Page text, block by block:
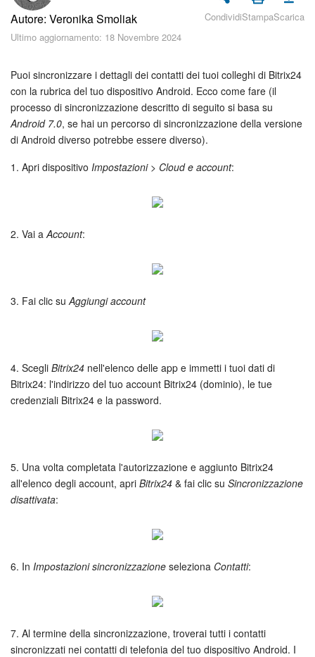
Sicurezza in Bitrix24
CoPilot: IA in Bitrix24
Feed
Messenger
Calendario
Webmail
Incarichi e progetti
Progetti IA
Prenotazione online
Contact Center
Analisi CRM
Bitrix24 Market
Autore: Veronika Smoliak
Ultimo aggiornamento: 18 Novembre 2024
CondividiStampaScarica
Puoi sincronizzare i dettagli dei contatti dei tuoi colleghi di Bitrix24
con la rubrica del tuo dispositivo Android. Ecco come fare (il
processo di sincronizzazione descritto di seguito si basa su
Android 7.0, se hai un percorso di sincronizzazione della versione
di Android diverso potrebbe essere diverso).
1. Apri dispositivo Impostazioni > Cloud e account:
2. Vai a Account:
3. Fai clic su Aggiungi account
4. Scegli Bitrix24 nell'elenco delle app e immetti i tuoi dati di
Bitrix24: l'indirizzo del tuo account Bitrix24 (dominio), le tue
credenziali Bitrix24 e la password.
5. Una volta completata l'autorizzazione e aggiunto Bitrix24
all'elenco degli account, apri Bitrix24 & fai clic su Sincronizzazione
disattivata:
6. In Impostazioni sincronizzazione seleziona Contatti:
7. Al termine della sincronizzazione, troverai tutti i contatti
sincronizzati nei contatti di telefonia del tuo dispositivo Android. I